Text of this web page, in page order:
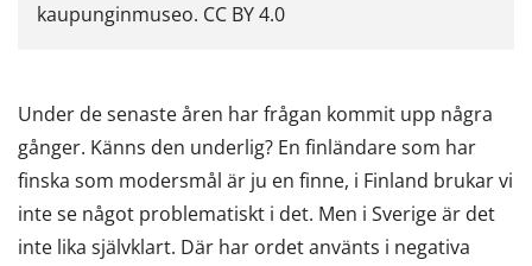
kaupunginmuseo. CC BY 4.0
Under de senaste åren har frågan kommit upp några
gånger. Känns den underlig? En finländare som har
finska som modersmål är ju en finne, i Finland brukar vi
inte se något problematiskt i det. Men i Sverige är det
inte lika självklart. Där har ordet använts i negativa